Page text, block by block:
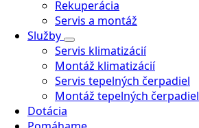
Rekuperácia
Servis a montáž
Služby
Servis klimatizácií
Montáž klimatizácií
Servis tepelných čerpadiel
Montáž tepelných čerpadiel
Dotácia